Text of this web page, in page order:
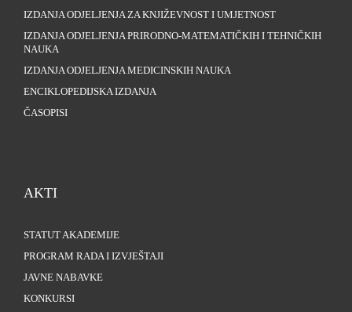
IZDANJA ODJELJENJA ZA KNJIŽEVNOST I UMJETNOST
IZDANJA ODJELJENJA PRIRODNO-MATEMATIČKIH I TEHNIČKIH
NAUKA
IZDANJA ODJELJENJA MEDICINSKIH NAUKA
ENCIKLOPEDIJSKA IZDANJA
ČASOPISI
AKTI
STATUT AKADEMIJE
PROGRAM RADA I IZVJEŠTAJI
JAVNE NABAVKE
KONKURSI